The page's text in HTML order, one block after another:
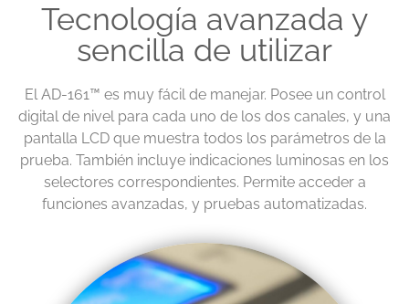
Tecnología avanzada y
sencilla de utilizar
El AD-161™ es muy fácil de manejar. Posee un control
digital de nivel para cada uno de los dos canales, y una
pantalla LCD que muestra todos los parámetros de la
prueba. También incluye indicaciones luminosas en los
selectores correspondientes. Permite acceder a
funciones avanzadas, y pruebas automatizadas.